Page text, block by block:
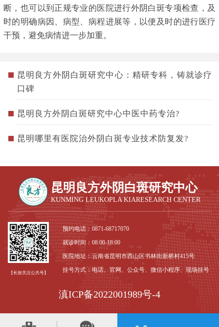
断，也可以到正规专业的医院进行外阴白斑专项检查，及
时的明确病因、病型、病程进展等，以便及时的进行医疗
干预，避免病情进一步加重。
昆明良方外阴白斑研究中心：精研专科，铸就诊疗
口碑
昆明良方外阴白斑研究中心中医中药专治?
昆明哪里有医院治外阴白斑专业技术防复发?
昆明良方外阴白斑研究中心
KUNMING LEUKOPLA KIARESEARCH CENTER
【长按关注公共号】
预约电话：0871-68717070
就诊时间：08:00-18:00
医院地址：云南省昆明市西山区书林街新桥村415号
挂号方式：电话、官网、公众号、微信小程序、现场挂号
滇ICP备2022001989号-4